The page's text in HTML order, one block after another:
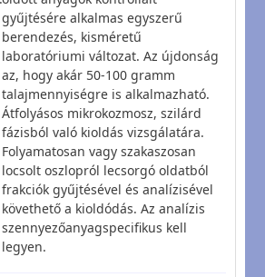
gyűjtésére alkalmas egyszerű
berendezés, kisméretű
laboratóriumi változat. Az újdonság
az, hogy akár 50-100 gramm
talajmennyiségre is alkalmazható.
Átfolyásos mikrokozmosz, szilárd
fázisból való kioldás vizsgálatára.
Folyamatosan vagy szakaszosan
locsolt oszlopról lecsorgó oldatból
frakciók gyűjtésével és analízisével
követhető a kioldódás. Az analízis
szennyezőanyagspecifikus kell
legyen.